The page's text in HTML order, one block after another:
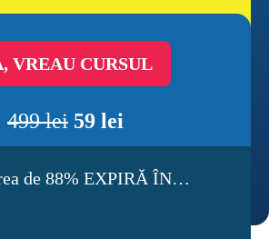
VREAU CURSUL
499 lei 59 lei
de 88% EXPIRĂ ÎN…